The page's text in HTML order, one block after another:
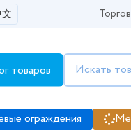
товаров
ограждения